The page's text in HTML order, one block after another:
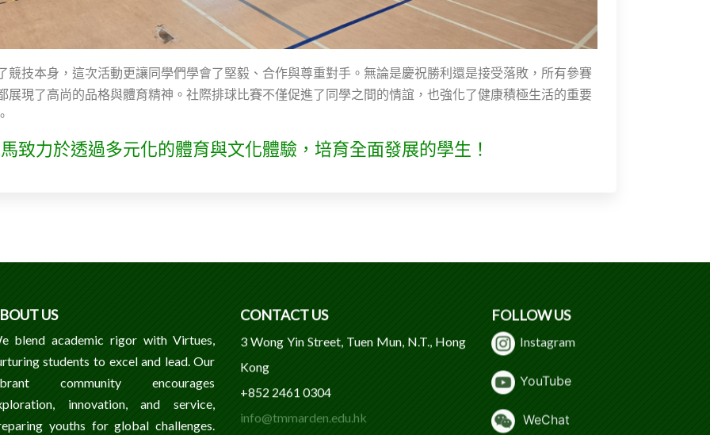
競技本身，這次活動更讓同學們學會了堅毅、合作與尊重對手。無論是慶祝勝利還是接受落敗，所有參賽
展現了高尚的品格與體育精神。社際排球比賽不僅促進了同學之間的情誼，也強化了健康積極生活的重要
致力於透過多元化的體育與文化體驗，培育全面發展的學生！
US
blend academic rigor with Virtues,
students to excel and lead. Our
community encourages
innovation, and service,
youths for global challenges.
CONTACT US
3 Wong Yin Street, Tuen Mun, N.T., Hong
Kong
+852 2461 0304
info@tmmarden.edu.hk
FOLLOW US
Instagram
YouTube
WeChat